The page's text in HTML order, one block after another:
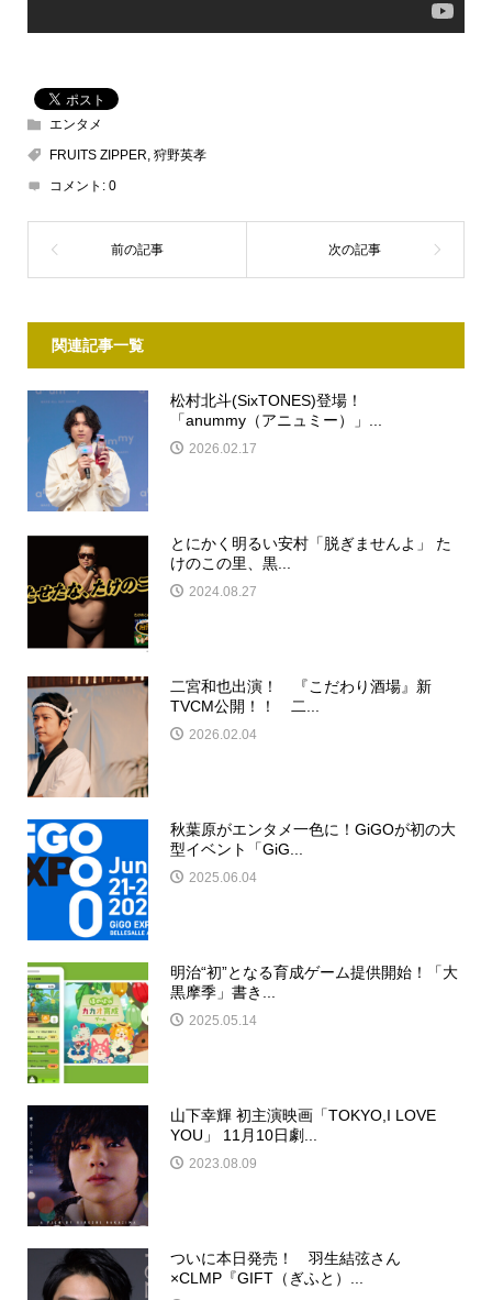
エンタメ
FRUITS ZIPPER, 狩野英孝
コメント: 0
関連記事一覧
松村北斗(SixTONES)登場！
「anummy（アニュミー）」...
2026.02.17
とにかく明るい安村「脱ぎませんよ」 た
けのこの里、黒...
2024.08.27
二宮和也出演！ 『こだわり酒場』新
TVCM公開！！ 二...
2026.02.04
秋葉原がエンタメ一色に！GiGOが初の大
型イベント「GiG...
2025.06.04
明治“初”となる育成ゲーム提供開始！「大
黒摩季」書き...
2025.05.14
山下幸輝 初主演映画「TOKYO,I LOVE
YOU」 11月10日劇...
2023.08.09
ついに本日発売！ 羽生結弦さん
×CLMP『GIFT（ぎふと）...